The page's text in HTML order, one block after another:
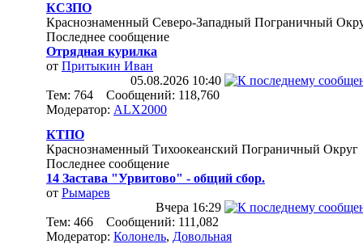
КСЗПО
Краснознаменный Северо-Западный Пограничный
Последнее сообщение
Отрядная курилка
от Притыкин Иван
05.08.2026 10:40
Тем: 764 Сообщений: 118,760
Модератор: ALX2000
КТПО
Краснознаменный Тихоокеанский Пограничный Округ
Последнее сообщение
14 Застава "Урвитово" - общий сбор.
от Рымарев
Вчера 16:29
Тем: 466 Сообщений: 111,082
Модератор: Колонель, Довольная